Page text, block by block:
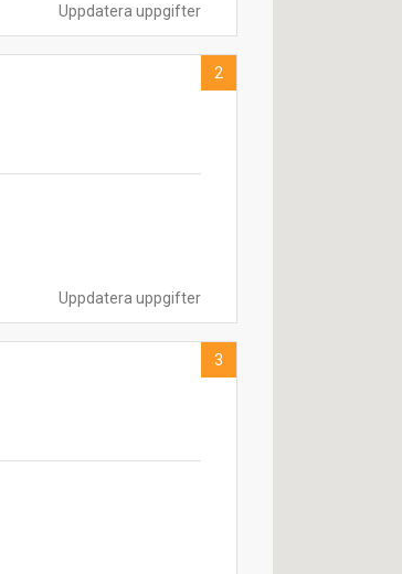
Uppdatera uppgifter
Uppdatera uppgifter
2
3